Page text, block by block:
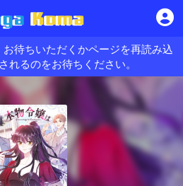
待ちいただくかページを再読み込
れるのをお待ちください。